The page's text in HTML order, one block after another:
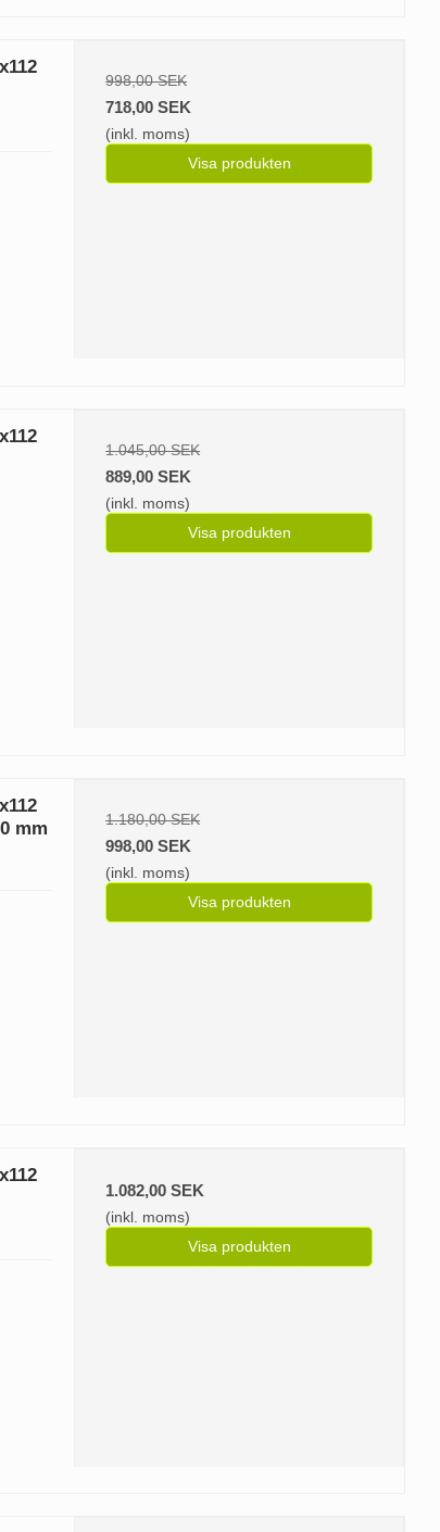
998,00 SEK
718,00 SEK
(inkl. moms)
Visa produkten
1.045,00 SEK
889,00 SEK
(inkl. moms)
Visa produkten
mm
1.180,00 SEK
998,00 SEK
(inkl. moms)
Visa produkten
1.082,00 SEK
(inkl. moms)
Visa produkten